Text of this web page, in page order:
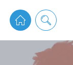
pixiv Sketchは2024年
通